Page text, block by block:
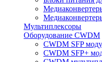
Мультиплексоры
Оборудование CWDM
CWDM SFP
CWDM SFP+